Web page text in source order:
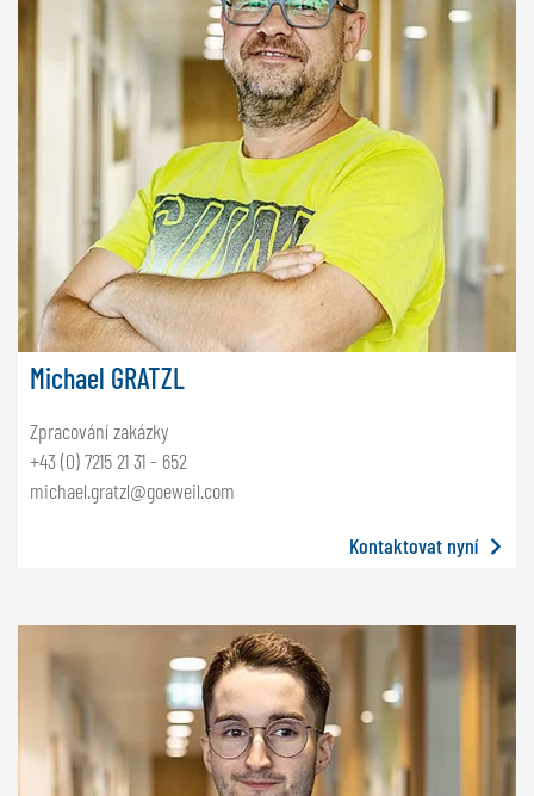
Michael GRATZL
Zpracování zakázky
+43 (0) 7215 21 31 - 652
michael.gratzl@goeweil.com
Kontaktovat nyní